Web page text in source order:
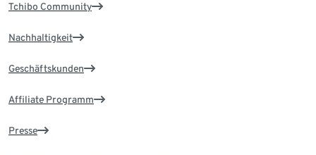
Tchibo Community
Nachhaltigkeit
Geschäftskunden
Affiliate Programm
Presse